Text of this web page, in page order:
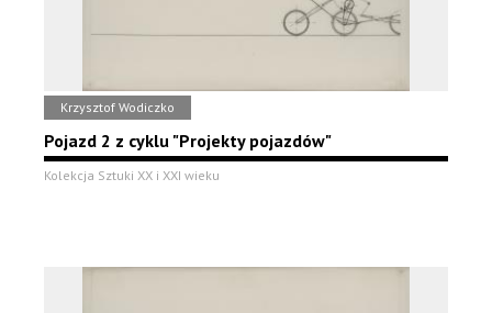
Krzysztof Wodiczko
Pojazd 2 z cyklu "Projekty pojazdów"
Kolekcja Sztuki XX i XXI wieku